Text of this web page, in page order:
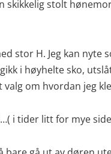
skikkelig stolt
stor H. Jeg kan
i høyhelte sko,
om hvordan jeg
i tider litt for mye